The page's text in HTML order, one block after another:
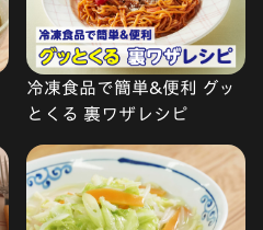
冷凍食品で簡単&便利 グッ
とくる 裏ワザレシピ